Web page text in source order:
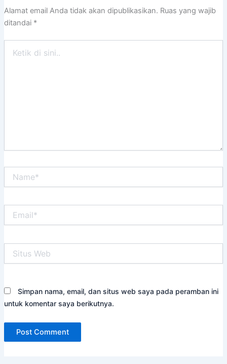
Alamat email Anda tidak akan dipublikasikan. Ruas yang wajib
ditandai *
Web
Simpan nama, email, dan situs web saya pada peramban ini
untuk komentar saya berikutnya.